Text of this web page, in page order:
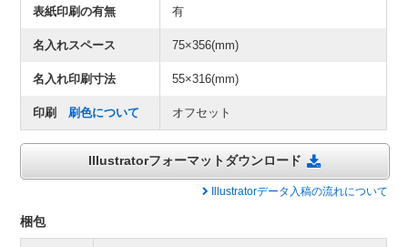
表紙印刷の有無 有
名入れスペース 75×356(mm)
名入れ印刷寸法 55×316(mm)
印刷 刷色について オフセット
Illustratorフォーマットダウンロード
Illustratorデータ入稿の流れについて
梱包